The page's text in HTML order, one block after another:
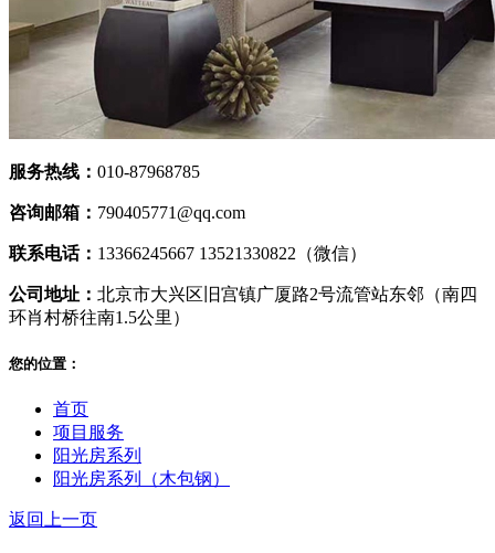
服务热线： 010-87968785
咨询邮箱： 790405771@qq.com
联系电话： 13366245667 13521330822（微信）
公司地址： 北京市大兴区旧宫镇广厦路2号流管站东邻（南四
环肖村桥往南1.5公里）
您的位置：
首页
项目服务
阳光房系列
阳光房系列（木包钢）
返回上一页